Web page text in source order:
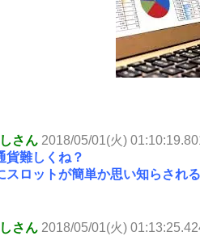
さん 2018/05/01(火)
貨難しくね？
スロットが簡単か思い知らされる
さん 2018/05/01(火)